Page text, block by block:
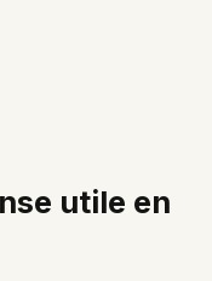
utile en